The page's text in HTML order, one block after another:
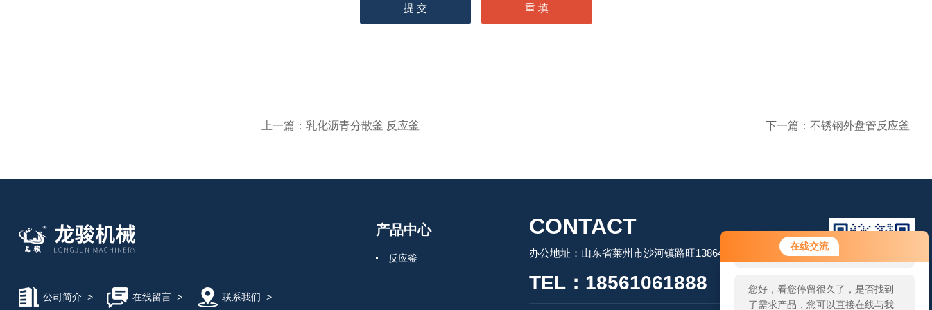
在线交流
您好！欢迎前来咨询，很高兴为您
服务，请问您要咨询什么问题呢？
您好，看您停留很久了，是否找到
了需求产品，您可以直接在线与我
上一篇： 乳化沥青分散釜 反应釜 下一篇： 不锈钢外盘管反应釜
公司简介 > 在线留言> 联系我们 >
产品中心
反应釜
CONTACT
办公地址：山东省莱州市沙河镇路旺13864506509
TEL：18561061888